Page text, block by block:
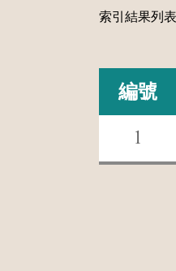
索引結果列
編號
1